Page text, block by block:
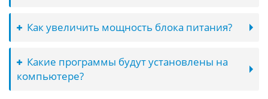
Как увеличить мощность блока питания?
Какие программы будут установлены на
компьютере?